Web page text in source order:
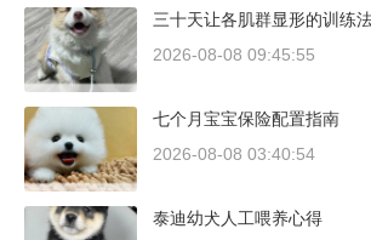
三十天让各肌群显形的训练
2026-08-08 09:45:55
七个月宝宝保险配置指南
2026-08-08 03:40:54
泰迪幼犬人工喂养心得